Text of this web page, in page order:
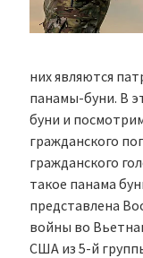
них являются
панамы-буни. В
буни и
гражданского
гражданского
такое панама
представлена
войны во
США из 5-й